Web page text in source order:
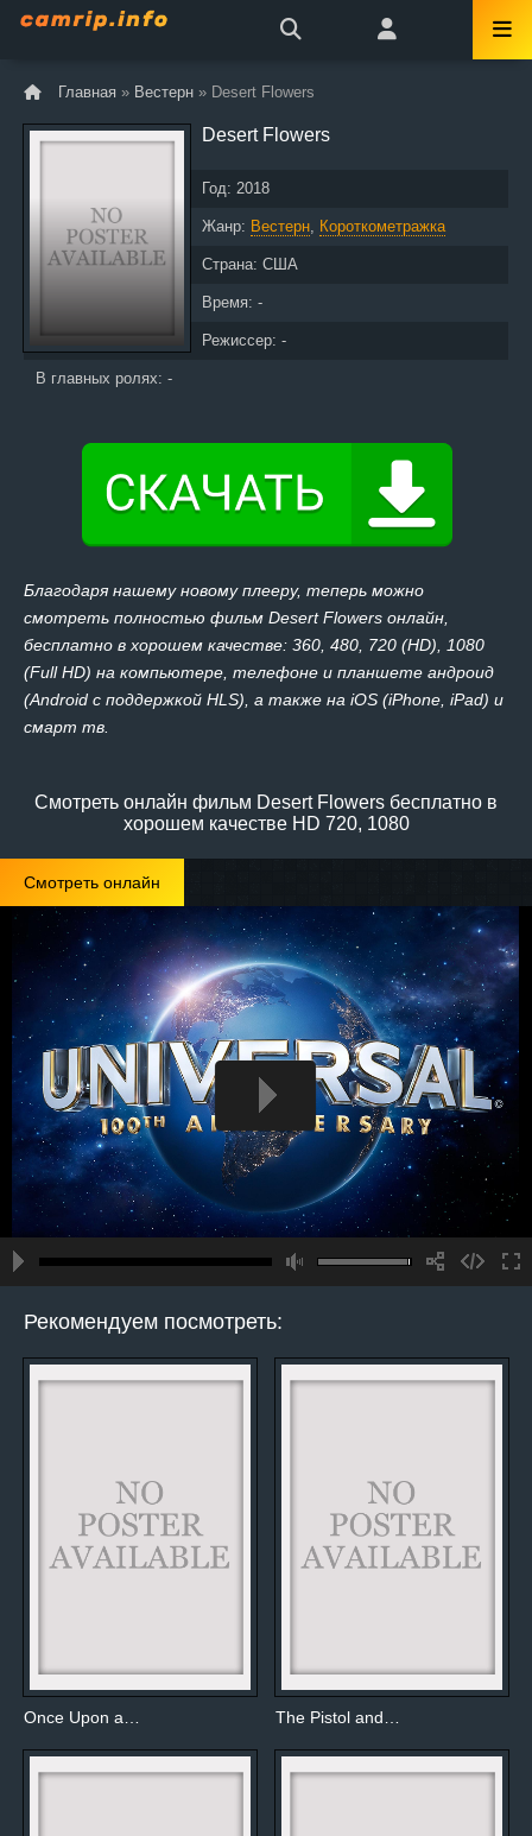
Главная » Вестерн » Desert Flowers
Desert Flowers
Год: 2018
Жанр: Вестерн, Короткометражка
Страна: США
Время: -
Режиссер: -
В главных ролях: -
Благодаря нашему новому плееру, теперь можно
смотреть полностью фильм Desert Flowers онлайн,
бесплатно в хорошем качестве: 360, 480, 720 (HD), 1080
(Full HD) на компьютере, телефоне и планшете андроид
(Android с поддержкой HLS), а также на iOS (iPhone, iPad) и
смарт тв.
Смотреть онлайн фильм Desert Flowers бесплатно в
хорошем качестве HD 720, 1080
Смотреть онлайн
Рекомендуем посмотреть:
Once Upon a… The Pistol and…